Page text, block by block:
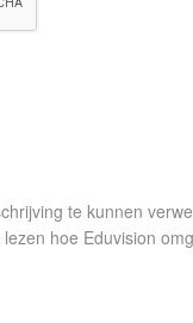
te kunnen
hoe Eduvision